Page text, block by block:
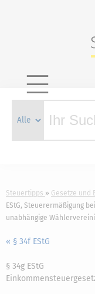
Steuertipps Gesetze und
EStG, Steuerermäßigung
unabhängige
« § 34f EStG
§ 34g EStG